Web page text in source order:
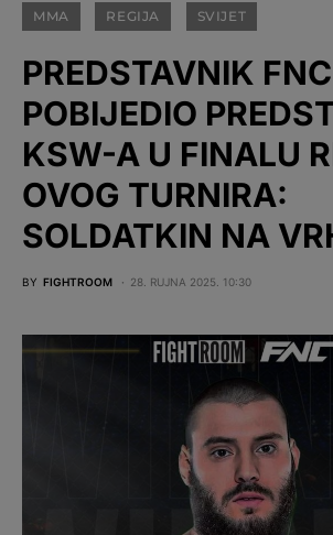
MMA REGIJA SVIJET
PREDSTAVNIK
POBIJEDIO
KSW-A U FINALU
OVOG TURNIRA:
SOLDATKIN NA
BY FIGHTROOM 28. RUJNA 2025. 10:30